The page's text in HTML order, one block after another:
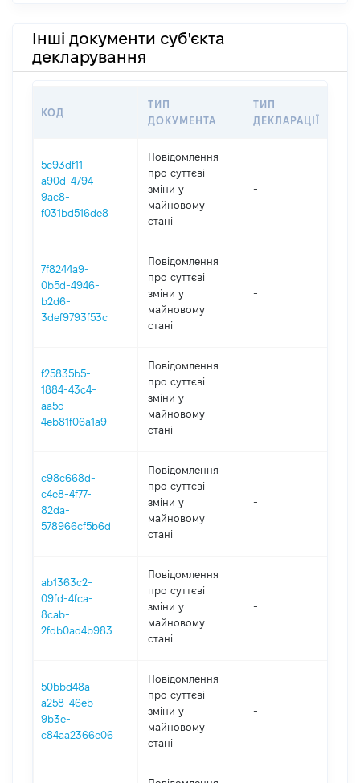
Інші документи суб'єкта
декларування
КОД
ТИП
ДОКУМЕНТА
ТИП
ДЕКЛАРАЦІЇ
5c93df11-
a90d-4794-
9ac8-
f031bd516de8
Повідомлення
про суттєві
зміни y
майновому
стані
-
7f8244a9-
0b5d-4946-
b2d6-
3def9793f53c
Повідомлення
про суттєві
зміни y
майновому
стані
-
f25835b5-
1884-43c4-
aa5d-
4eb81f06a1a9
Повідомлення
про суттєві
зміни y
майновому
стані
-
c98c668d-
c4e8-4f77-
82da-
578966cf5b6d
Повідомлення
про суттєві
зміни y
майновому
стані
-
ab1363c2-
09fd-4fca-
8cab-
2fdb0ad4b983
Повідомлення
про суттєві
зміни y
майновому
стані
-
50bbd48a-
a258-46eb-
9b3e-
c84aa2366e06
Повідомлення
про суттєві
зміни y
майновому
стані
-